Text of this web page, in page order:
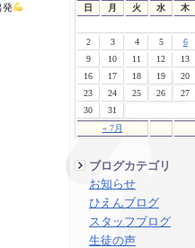
日 月 火 水 木
« 7月
2
3 4 5 6
9
10 11 12 13
16
17 18 19 20
23
24 25 26 27
30
31
ブログカテゴリ
お知らせ
ひえんブログ
スタッフブログ
生徒の声
発